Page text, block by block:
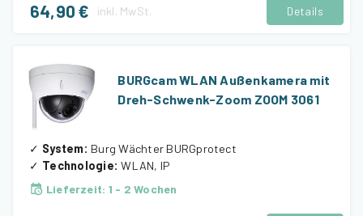
64,90 € inkl. MwSt. Details
BURGcam WLAN Außenkamera mit
Dreh-Schwenk-Zoom ZOOM 3061
✓ System: Burg Wächter BURGprotect
✓ Technologie:WLAN, IP
Lieferzeit: 1 - 2 Wochen